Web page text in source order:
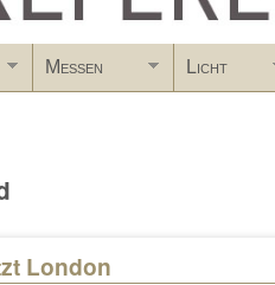
Messen Licht
London